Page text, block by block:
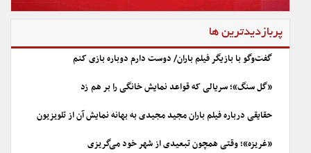
پربازدیدترین ها
گفت‌وگو با بازیگر فیلم باران/ دوست دارم دوباره بازی کنم
«گل سنگ»؛ سریالی که قواعد نمایش خانگی را بر هم زد
حقایقی درباره فیلم باران مجید مجیدی به بهانه نمایش آن از تلویزیون
«غریزه»؛ وقتی همچون تبعیدی از شهر خود می‌گریزی